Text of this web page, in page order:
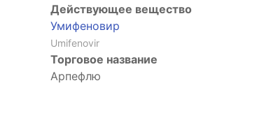
Действующее вещество
Умифеновир
Umifenovir
Торговое название
Арпефлю